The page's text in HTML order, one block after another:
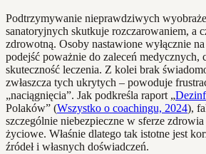
Podtrzymywanie nieprawdziwych
sanatoryjnych skutkuje rozczarowaniem, a
zdrowotną. Osoby nastawione wyłącznie
podejść poważnie do zaleceń medycznych,
skuteczność leczenia. Z kolei brak
zwłaszcza tych ukrytych – powoduje
„naciągnięcia”. Jak podkreśla raport „
Polaków” (Wszystko o coachingu, 2024),
szczególnie niebezpieczne w sferze
życiowe. Właśnie dlatego tak istotne jest
źródeł i własnych doświadczeń.